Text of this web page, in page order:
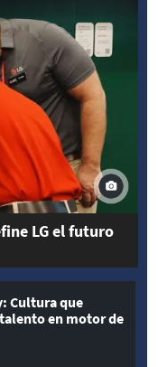
LG el futuro
Cultura que
en motor de